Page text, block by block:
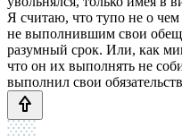
Я считаю, что тупо не о чем
не выполнившим свои
разумный срок. Или, как
что он их выполнять не
выполнил свои